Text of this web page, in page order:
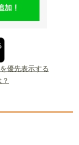
優先表示する